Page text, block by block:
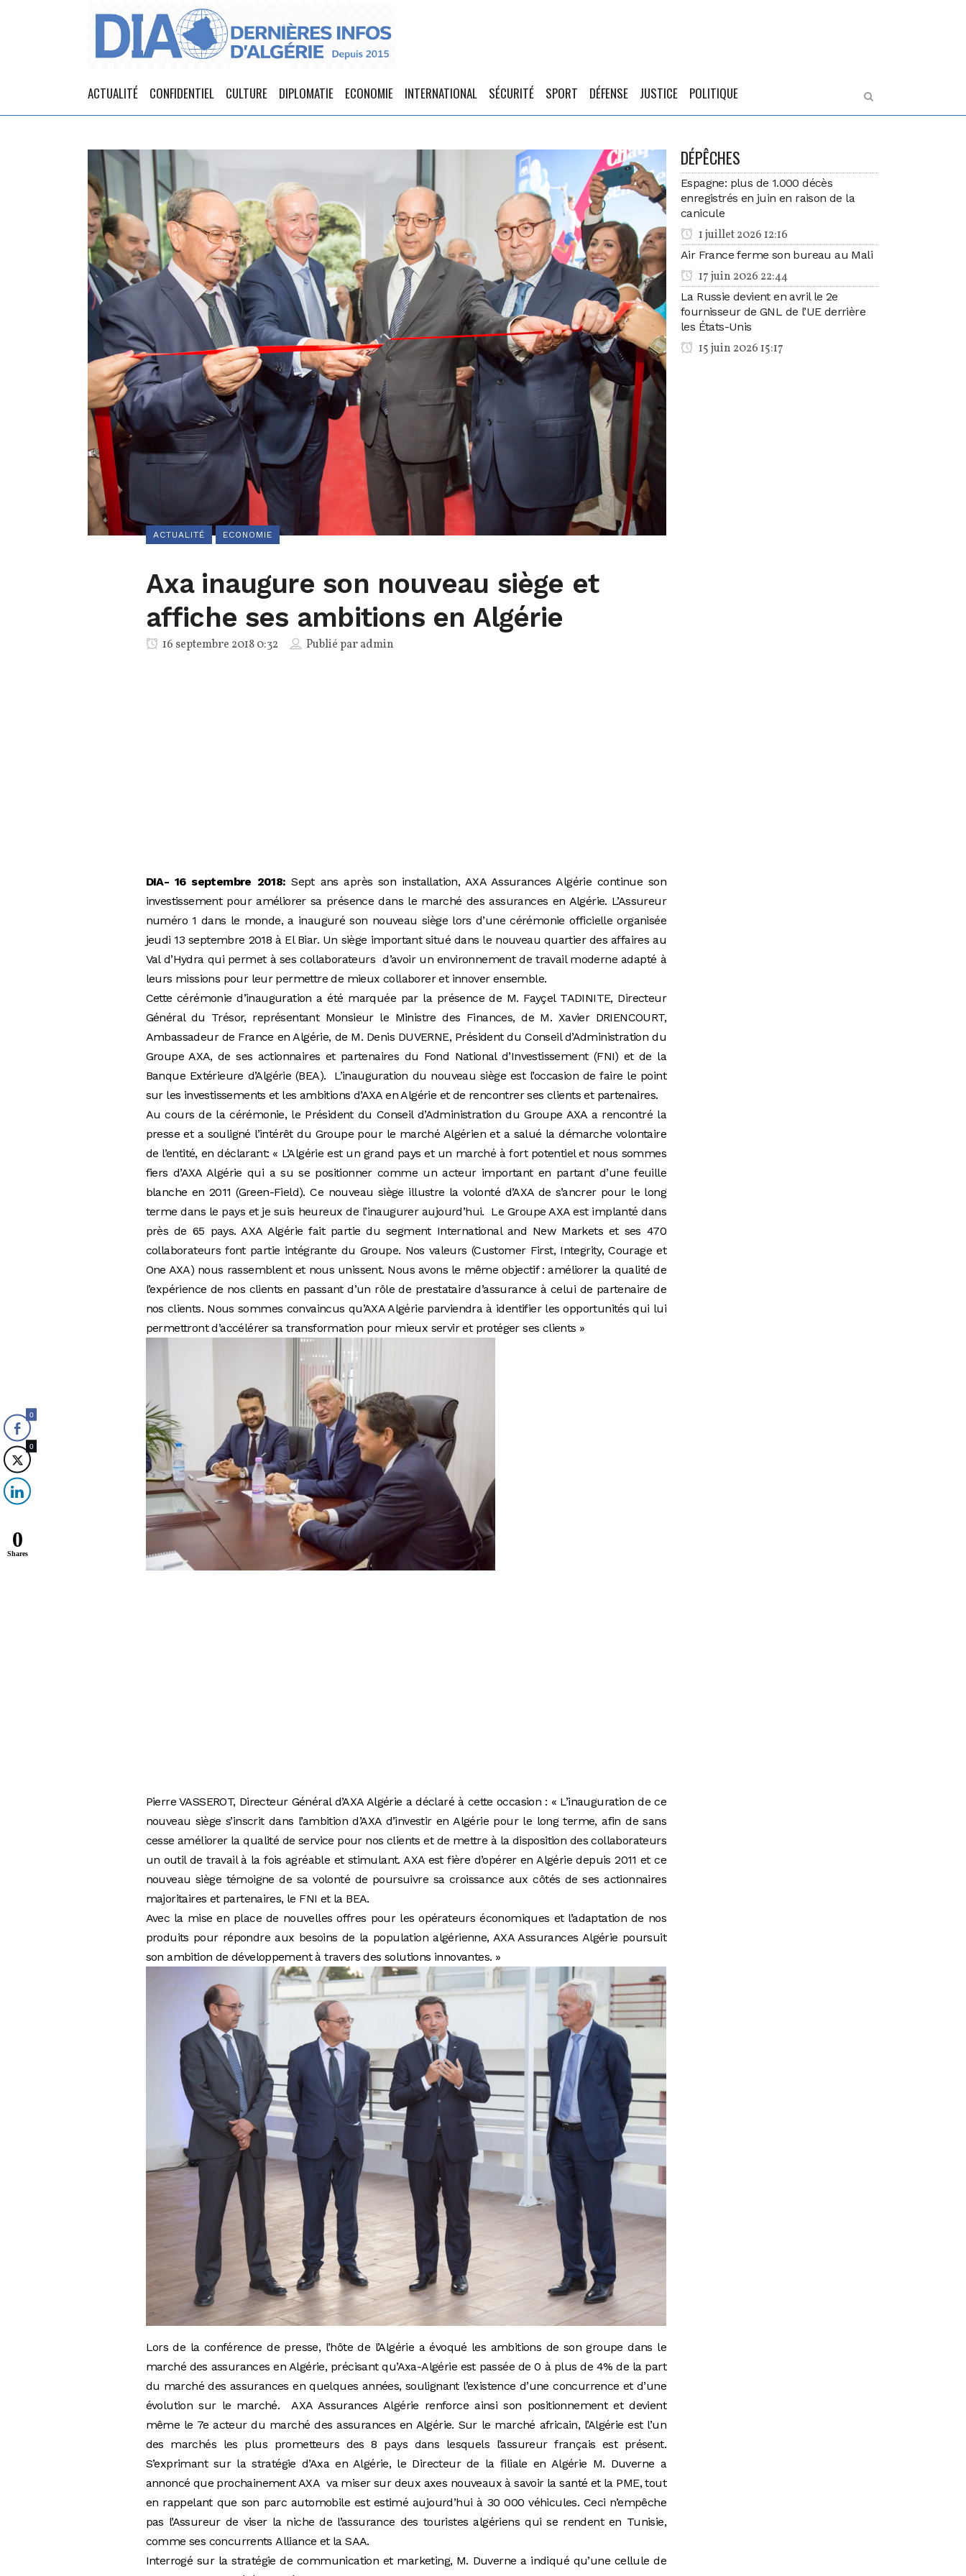
ACTUALITÉ CONFIDENTIEL CULTURE DIPLOMATIE ECONOMIE INTERNATIONAL SÉCURITÉ SPORT DÉFENSE JUSTICE POLITIQUE
ACTUALITÉ ECONOMIE
Axa inaugure son nouveau siège et
affiche ses ambitions en Algérie
16 septembre 2018 0:32 Publié paradmin
DIA- 16 septembre 2018: Sept ans après son installation, AXA Assurances Algérie continue son
investissement pour améliorer sa présence dans le marché des assurances en Algérie. L’Assureur
numéro 1 dans le monde, a inauguré son nouveau siège lors d’une cérémonie officielle organisée
jeudi 13 septembre 2018 à El Biar. Un siège important situé dans le nouveau quartier des affaires au
Val d’Hydra qui permet à ses collaborateurs d’avoir un environnement de travail moderne adapté à
leurs missions pour leur permettre de mieux collaborer et innover ensemble.
Cette cérémonie d’inauguration a été marquée par la présence de M. Fayçel TADINITE, Directeur
Général du Trésor, représentant Monsieur le Ministre des Finances, de M. Xavier DRIENCOURT,
Ambassadeur de France en Algérie, de M. Denis DUVERNE, Président du Conseil d’Administration du
Groupe AXA, de ses actionnaires et partenaires du Fond National d’Investissement (FNI) et de la
Banque Extérieure d’Algérie (BEA). L’inauguration du nouveau siège est l’occasion de faire le point
sur les investissements et les ambitions d’AXA en Algérie et de rencontrer ses clients et partenaires.
Au cours de la cérémonie, le Président du Conseil d’Administration du Groupe AXA a rencontré la
presse et a souligné l’intérêt du Groupe pour le marché Algérien et a salué la démarche volontaire
de l’entité, en déclarant: « L’Algérie est un grand pays et un marché à fort potentiel et nous sommes
fiers d’AXA Algérie qui a su se positionner comme un acteur important en partant d’une feuille
blanche en 2011 (Green-Field). Ce nouveau siège illustre la volonté d’AXA de s’ancrer pour le long
terme dans le pays et je suis heureux de l’inaugurer aujourd’hui. Le Groupe AXA est implanté dans
près de 65 pays. AXA Algérie fait partie du segment International and New Markets et ses 470
collaborateurs font partie intégrante du Groupe. Nos valeurs (Customer First, Integrity, Courage et
One AXA) nous rassemblent et nous unissent. Nous avons le même objectif : améliorer la qualité de
l’expérience de nos clients en passant d’un rôle de prestataire d’assurance à celui de partenaire de
nos clients. Nous sommes convaincus qu’AXA Algérie parviendra à identifier les opportunités qui lui
permettront d’accélérer sa transformation pour mieux servir et protéger ses clients »
Pierre VASSEROT, Directeur Général d’AXA Algérie a déclaré à cette occasion : « L’inauguration de ce
nouveau siège s’inscrit dans l’ambition d’AXA d’investir en Algérie pour le long terme, afin de sans
cesse améliorer la qualité de service pour nos clients et de mettre à la disposition des collaborateurs
un outil de travail à la fois agréable et stimulant. AXA est fière d’opérer en Algérie depuis 2011 et ce
nouveau siège témoigne de sa volonté de poursuivre sa croissance aux côtés de ses actionnaires
majoritaires et partenaires, le FNI et la BEA.
Avec la mise en place de nouvelles offres pour les opérateurs économiques et l’adaptation de nos
produits pour répondre aux besoins de la population algérienne, AXA Assurances Algérie poursuit
son ambition de développement à travers des solutions innovantes. »
Lors de la conférence de presse, l’hôte de l’Algérie a évoqué les ambitions de son groupe dans le
marché des assurances en Algérie, précisant qu’Axa-Algérie est passée de 0 à plus de 4% de la part
du marché des assurances en quelques années, soulignant l’existence d’une concurrence et d’une
évolution sur le marché. AXA Assurances Algérie renforce ainsi son positionnement et devient
même le 7e acteur du marché des assurances en Algérie. Sur le marché africain, l’Algérie est l’un
des marchés les plus prometteurs des 8 pays dans lesquels l’assureur français est présent.
S’exprimant sur la stratégie d’Axa en Algérie, le Directeur de la filiale en Algérie M. Duverne a
annoncé que prochainement AXA va miser sur deux axes nouveaux à savoir la santé et la PME, tout
en rappelant que son parc automobile est estimé aujourd’hui à 30 000 véhicules. Ceci n’empêche
pas l’Assureur de viser la niche de l’assurance des touristes algériens qui se rendent en Tunisie,
comme ses concurrents Alliance et la SAA.
Interrogé sur la stratégie de communication et marketing, M. Duverne a indiqué qu’une cellule de
DÉPÊCHES
Espagne: plus de 1.000 décès
enregistrés en juin en raison de la
canicule
1 juillet 2026 12:16
Air France ferme son bureau au Mali
17 juin 2026 22:44
La Russie devient en avril le 2e
fournisseur de GNL de l’UE derrière
les États-Unis
15 juin 2026 15:17
0
0
0
Shares